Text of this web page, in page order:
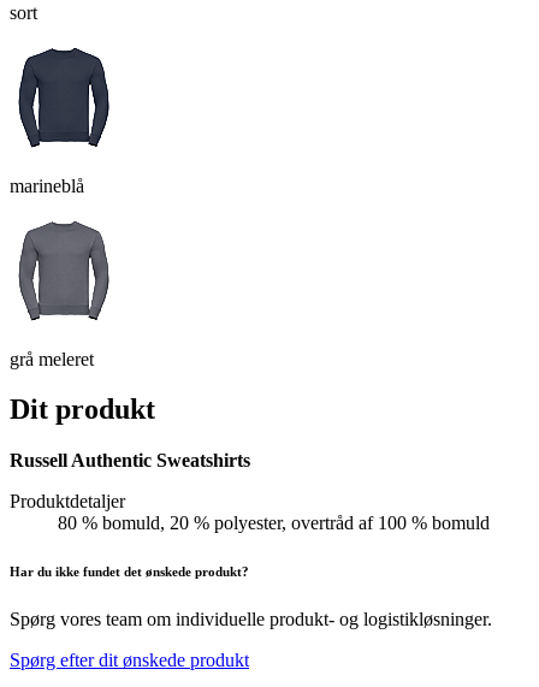
sort
marineblå
grå meleret
Dit produkt
Russell Authentic Sweatshirts
Produktdetaljer
80 % bomuld, 20 % polyester, overtråd af 100 % bomuld
Har du ikke fundet det ønskede produkt?
Spørg vores team om individuelle produkt- og logistikløsninger.
Spørg efter dit ønskede produkt